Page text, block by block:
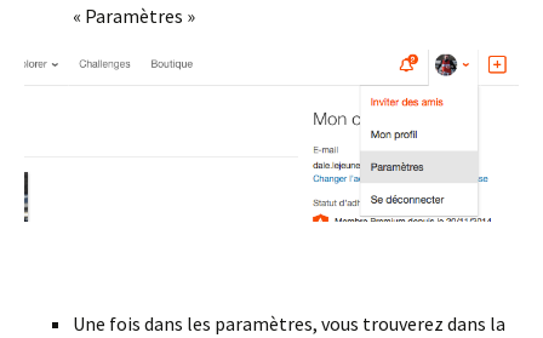
« Paramètres »
Une fois dans les paramètres, vous trouverez dans la